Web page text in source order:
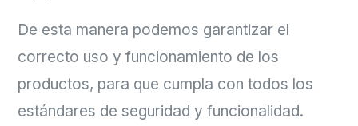
De esta manera podemos garantizar el
correcto uso y funcionamiento de los
productos, para que cumpla con todos los
estándares de seguridad y funcionalidad.